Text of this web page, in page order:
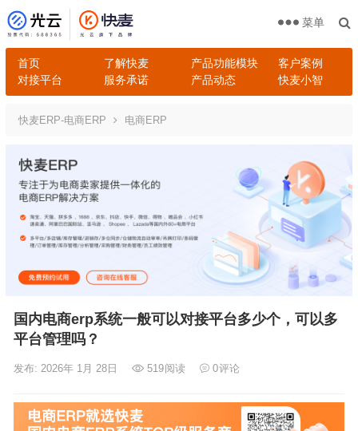
首页 了解快麦 产品功能模块
客户案例
对接平台
服务承诺 产品动态 快麦小智
菜单
快麦ERP-电商ERP 电商ERP
国内电商erp系统一般可以对接平台多少个，可以多
平台管理吗？
发布: 2026年 1月 28日 519阅读 0评论